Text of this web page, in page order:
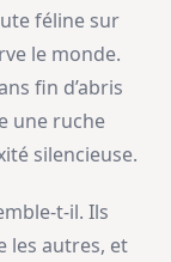
féline sur
le monde.
fin d’abris
une ruche
silencieuse.
t-il. Ils
les autres, et